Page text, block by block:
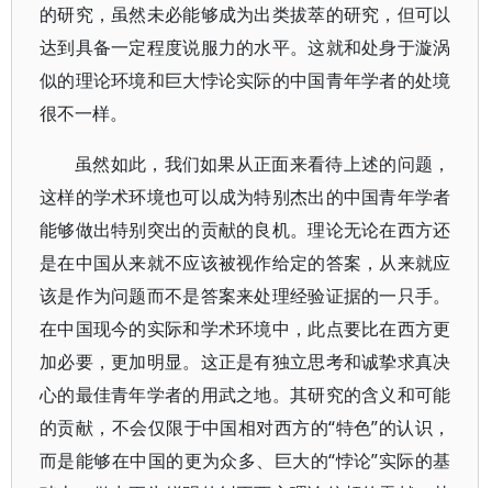
的研究，虽然未必能够成为出类拔萃的研究，但可以
达到具备一定程度说服力的水平。这就和处身于漩涡
似的理论环境和巨大悖论实际的中国青年学者的处境
很不一样。
虽然如此，我们如果从正面来看待上述的问题，
这样的学术环境也可以成为特别杰出的中国青年学者
能够做出特别突出的贡献的良机。理论无论在西方还
是在中国从来就不应该被视作给定的答案，从来就应
该是作为问题而不是答案来处理经验证据的一只手。
在中国现今的实际和学术环境中，此点要比在西方更
加必要，更加明显。这正是有独立思考和诚挚求真决
心的最佳青年学者的用武之地。其研究的含义和可能
的贡献，不会仅限于中国相对西方的“特色”的认识，
而是能够在中国的更为众多、巨大的“悖论”实际的基